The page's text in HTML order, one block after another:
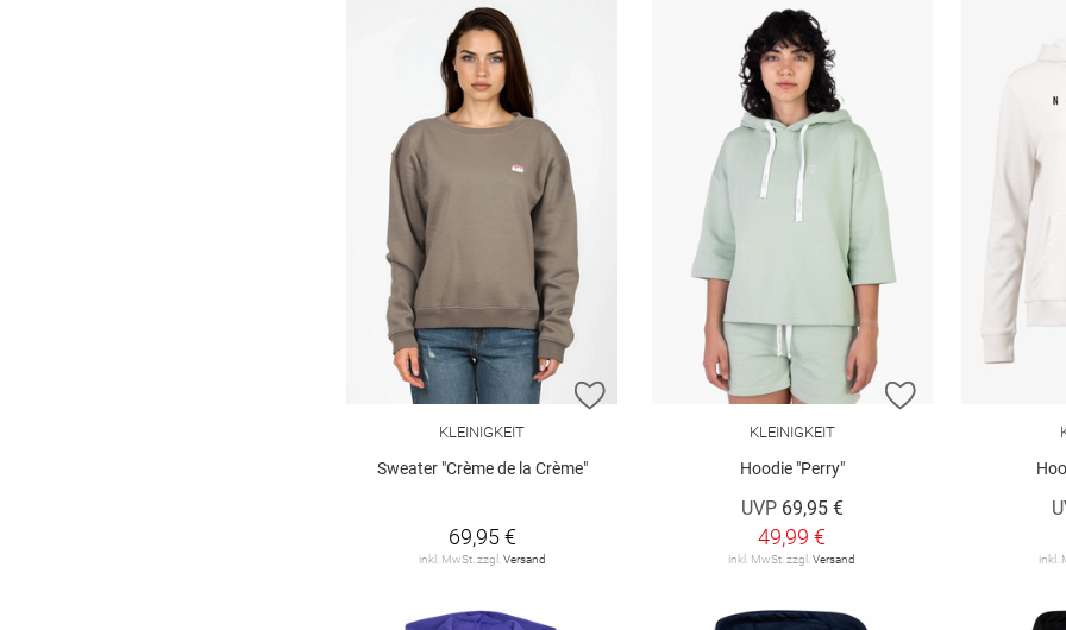
ZUR WUNSCHLISTE HINZUFÜGEN
KLEINIGKEIT
Sweater "Crème de la Crème"
69,95 €
inkl. MwSt. zzgl. Versand
ZUR
KLEINIGKEIT
Hoodie "Perry"
UVP 69,95 €
49,99 €
inkl. MwSt. zzgl.Versand inkl.